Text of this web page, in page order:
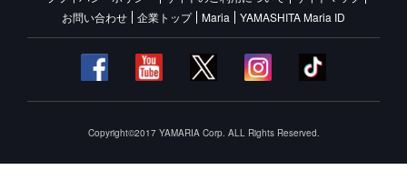
お問い合わせ
企業トップ Maria YAMASHITA Maria ID
Copyright©2017 YAMARIA Corp. ALL Rights Reserved.